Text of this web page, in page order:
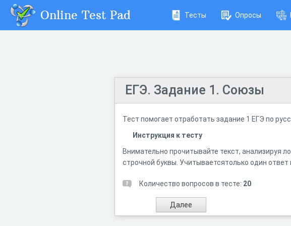
Online Test Pad Тесты Опросы
ЕГЭ. Задание 1. Союзы
Тест помогает отработать задание 1 ЕГЭ по
Инструкция к тесту
Внимательно прочитывайте текст, анализируя
строчной буквы. Учитываетсятолько один
Количество вопросов в тесте: 20